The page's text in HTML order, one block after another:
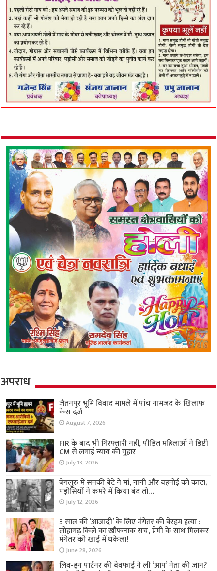
अपराध
जैतनपुर भूमि विवाद मामले में पांच नामजद के खिलाफ
केस दर्ज
August 7, 2026
FIR के बाद भी गिरफ्तारी नहीं, पीड़ित महिलाओं ने डिप्टी
CM से लगाई न्याय की गुहार
July 13, 2026
बेंगलुरु में सनकी बेटे ने मां, नानी और बहनोई को काटा;
पड़ोसियों ने कमरे में किया बंद तो…
July 12, 2026
3 साल की ‘आजादी’ के लिए मंगेतर की बेरहम हत्या :
लोहागढ़ किले का खौफनाक सच, प्रेमी के साथ मिलकर
मंगेतर को खाई में धकेला!
June 28, 2026
लिव-इन पार्टनर की बेवफाई ने ली ‘आप’ नेता की जान?